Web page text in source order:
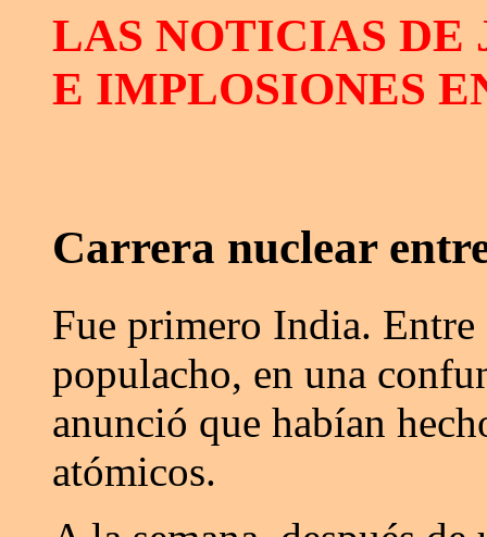
LAS NOTICIAS DE
E IMPLOSIONES
Carrera nuclear
Fue primero India.
populacho, en una
anunció que habían
atómicos.